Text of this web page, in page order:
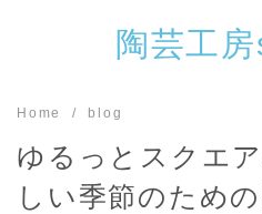
陶芸工
Home blog
ゆるっとスクエ
しい季節のため